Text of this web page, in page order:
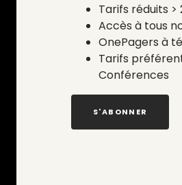
Tarifs réduits >
Accès à tous
OnePagers à
Tarifs
Conférences
S'ABONNER